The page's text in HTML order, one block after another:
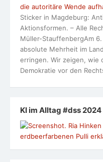
die autoritäre Wende
Sticker in Magdeburg:
Aktionsformen. – Alle
Müller-StauffenbergAm
absolute Mehrheit im
erringen. Wir zeigen, wie
Demokratie vor den
KI im Alltag #dss 2024